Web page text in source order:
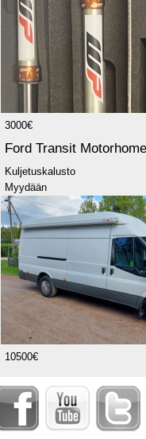
3000€
Ford Transit Motorhome
Kuljetuskalusto
Myydään
10500€